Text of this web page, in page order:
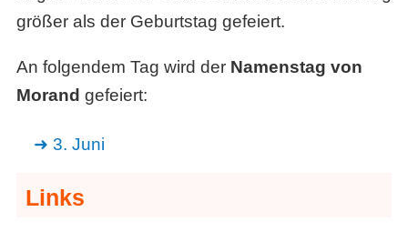
größer als der Geburtstag gefeiert.
An folgendem Tag wird der Namenstag von
Morand gefeiert:
3. Juni
Links